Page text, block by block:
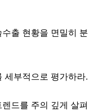
출 현황을 면밀히 분
세부적으로 평가하라.
드를 주의 깊게 살펴